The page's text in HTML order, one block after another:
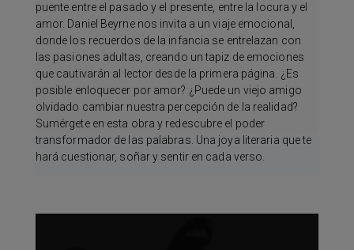
puente entre el pasado y el presente, entre la locura y el
amor. Daniel Beyrne nos invita a un viaje emocional,
donde los recuerdos de la infancia se entrelazan con
las pasiones adultas, creando un tapiz de emociones
que cautivarán al lector desde la primera página. ¿Es
posible enloquecer por amor? ¿Puede un viejo amigo
olvidado cambiar nuestra percepción de la realidad?
Sumérgete en esta obra y redescubre el poder
transformador de las palabras. Una joya literaria que te
hará cuestionar, soñar y sentir en cada verso.